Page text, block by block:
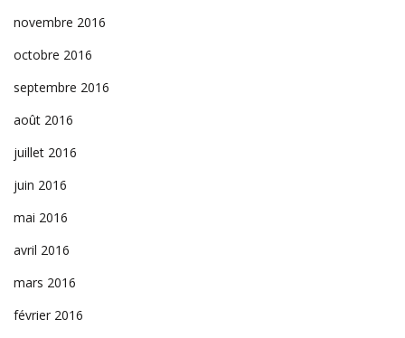
novembre 2016
octobre 2016
septembre 2016
août 2016
juillet 2016
juin 2016
mai 2016
avril 2016
mars 2016
février 2016